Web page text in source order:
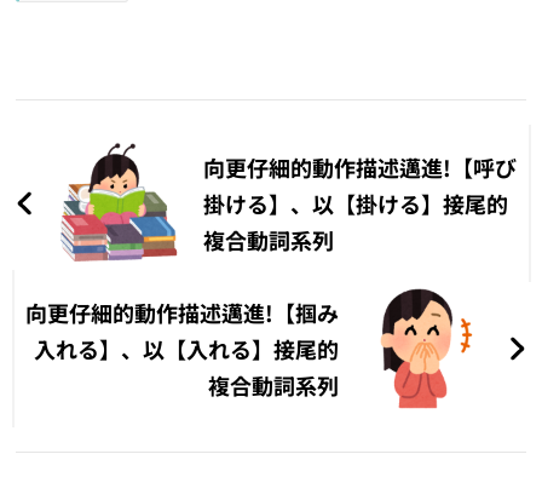
導
向更仔細的動作描述邁進!【呼び
掛ける】、以【掛ける】接尾的
複合動詞系列
向更仔細的動作描述邁進!【掴み
入れる】、以【入れる】接尾的
複合動詞系列